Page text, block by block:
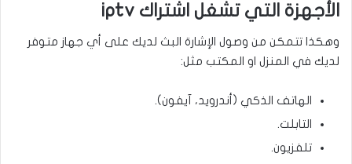
الأجهزة التي تشغل اشتراك iptv
وهكذا تتمكن من وصول الإشارة البث لديك على أي جهاز متوفر
لديك في المنزل او المكتب مثل:
الهاتف الذكي (أندرويد، آيفون).
التابلت.
تلفزيون.